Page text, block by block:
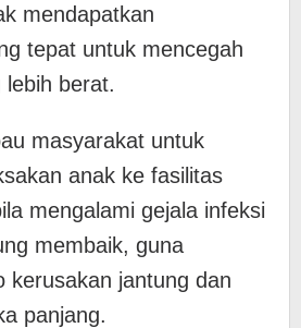
mendapatkan
tepat untuk mencegah
lebih berat.
masyarakat untuk
anak ke fasilitas
mengalami gejala infeksi
membaik, guna
kerusakan jantung dan
panjang.